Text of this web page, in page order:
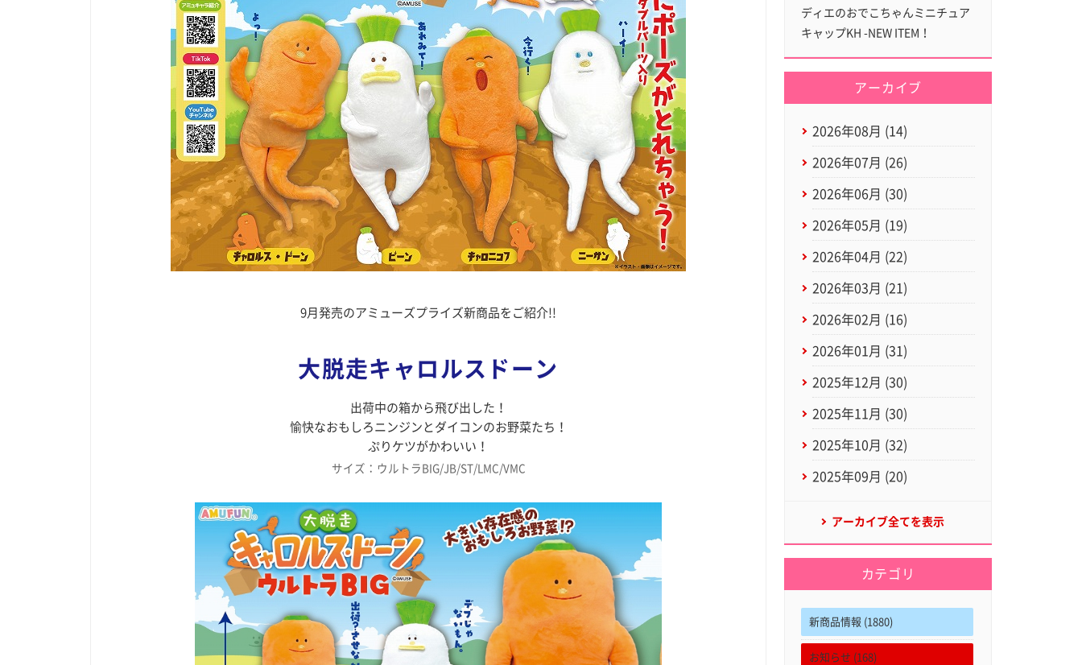
9月発売のアミューズプライズ新商品をご紹介!!
大脱走キャロルスドーン
出荷中の箱から飛び出した！
愉快なおもしろニンジンとダイコンのお野菜たち！
ぷりケツがかわいい！
サイズ：ウルトラBIG/JB/ST/LMC/VMC
ディエのおでこちゃんミニチュア
キャップKH -NEW ITEM！
アーカイブ
2026年08月 (14)
2026年07月 (26)
2026年06月 (30)
2026年05月 (19)
2026年04月 (22)
2026年03月 (21)
2026年02月 (16)
2026年01月 (31)
2025年12月 (30)
2025年11月 (30)
2025年10月 (32)
2025年09月 (20)
アーカイブ全てを表示
カテゴリ
新商品情報 (1880)
お知らせ (168)